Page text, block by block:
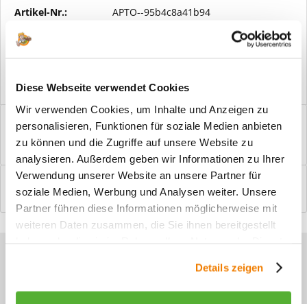
Diese Webseite verwendet Cookies
Wir verwenden Cookies, um Inhalte und Anzeigen zu
personalisieren, Funktionen für soziale Medien anbieten
zu können und die Zugriffe auf unsere Website zu
analysieren. Außerdem geben wir Informationen zu Ihrer
Verwendung unserer Website an unsere Partner für
soziale Medien, Werbung und Analysen weiter. Unsere
Partner führen diese Informationen möglicherweise mit
weiteren Daten zusammen, die Sie ihnen bereitgestellt
Details zeigen
Artikel-Nr.: APTO--95b4c8a41b94
Vorteile
Windfangelemente online am Bildschirm konfigurieren und
einbaufertig bestellen. In wenigen...
Bewertungen
0
Bewertungen lesen, schreiben und diskutieren...mehr
Sie haben Fragen zu unseren